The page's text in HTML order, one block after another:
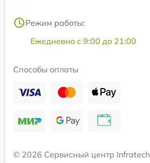
Режим работы:
Ежедневно с 9:00 до 21:00
Способы оплаты
© 2026 Сервисный центр Infratech